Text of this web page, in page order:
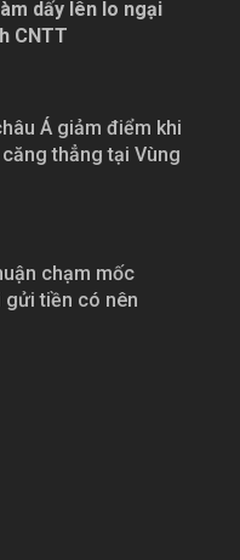
dấy lên lo ngại
CNTT
Á giảm điểm khi
thẳng tại Vùng
chạm mốc
gửi tiền có nên